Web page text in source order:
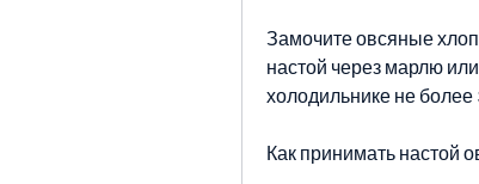
Замочите овсяные
настой через марлю
холодильнике не более
Как принимать настой